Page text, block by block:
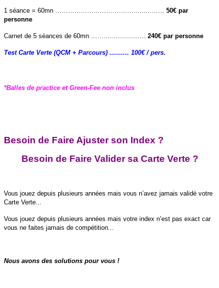
1 séance = 60mn …………………………….……......…… 50€ par
personne
Carnet de 5 séances de 60mn ………....…........... 240€ par personne
Test Carte Verte (QCM + Parcours) .......... 100€ / pers.
*Balles de practice et Green-Fee non inclus
Besoin de Faire Ajuster son Index ?
Besoin de Faire Valider sa Carte Verte ?
Vous jouez depuis plusieurs années mais vous n’avez jamais validé votre
Carte Verte...
Vous jouez depuis plusieurs années mais votre index n’est pas exact car
vous ne faites jamais de compétition...
Nous avons des solutions pour vous !